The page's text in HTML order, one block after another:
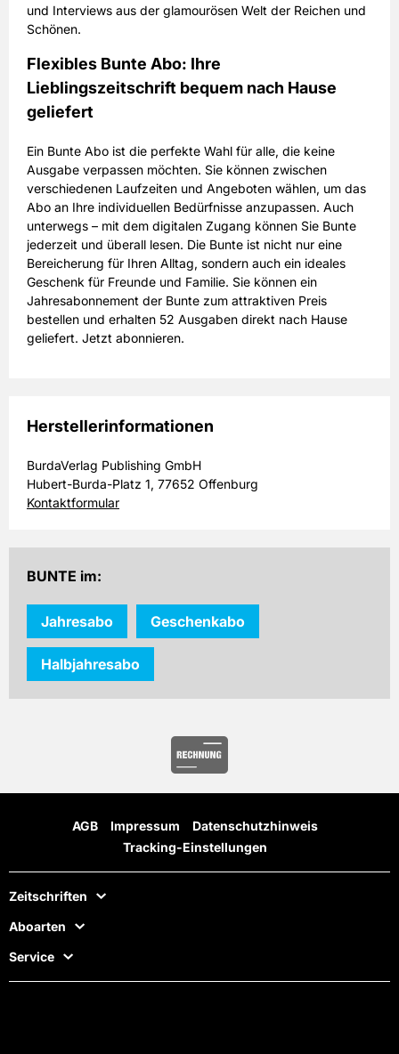
und Interviews aus der glamourösen Welt der Reichen und
Schönen.
Flexibles Bunte Abo: Ihre
Lieblingszeitschrift bequem nach Hause
geliefert
Ein Bunte Abo ist die perfekte Wahl für alle, die keine
Ausgabe verpassen möchten. Sie können zwischen
verschiedenen Laufzeiten und Angeboten wählen, um das
Abo an Ihre individuellen Bedürfnisse anzupassen. Auch
unterwegs – mit dem digitalen Zugang können Sie Bunte
jederzeit und überall lesen. Die Bunte ist nicht nur eine
Bereicherung für Ihren Alltag, sondern auch ein ideales
Geschenk für Freunde und Familie. Sie können ein
Jahresabonnement der Bunte zum attraktiven Preis
bestellen und erhalten 52 Ausgaben direkt nach Hause
geliefert. Jetzt abonnieren.
Herstellerinformationen
BurdaVerlag Publishing GmbH
Hubert-Burda-Platz 1, 77652 Offenburg
Kontaktformular
BUNTE im:
Jahresabo Geschenkabo
Halbjahresabo
AGB Impressum
Datenschutzhinweis
Tracking-Einstellungen
Zeitschriften
Aboarten
Service